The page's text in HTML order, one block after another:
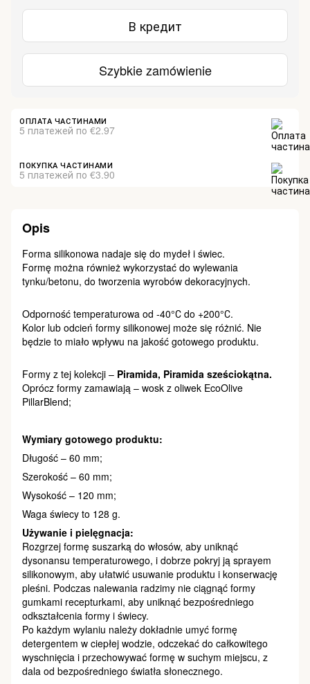
В кредит
Szybkie zamówienie
ОПЛАТА ЧАСТИНАМИ
5 платежей по €2.97
ПОКУПКА ЧАСТИНАМИ
5 платежей по €3.90
Opis
Forma silikonowa nadaje się do mydeł i świec.
Formę można również wykorzystać do wylewania
tynku/betonu, do tworzenia wyrobów dekoracyjnych.
Odporność temperaturowa od -40°С do +200°С.
Kolor lub odcień formy silikonowej może się różnić. Nie
będzie to miało wpływu na jakość gotowego produktu.
Formy z tej kolekcji – Piramida, Piramida sześciokątna.
Oprócz formy zamawiają – wosk z oliwek EcoOlive
PillarBlend;
Wymiary gotowego produktu:
Długość – 60 mm;
Szerokość – 60 mm;
Wysokość – 120 mm;
Waga świecy to 128 g.
Używanie i pielęgnacja:
Rozgrzej formę suszarką do włosów, aby uniknąć
dysonansu temperaturowego, i dobrze pokryj ją sprayem
silikonowym, aby ułatwić usuwanie produktu i konserwację
pleśni. Podczas nalewania radzimy nie ciągnąć formy
gumkami recepturkami, aby uniknąć bezpośredniego
odkształcenia formy i świecy.
Po każdym wylaniu należy dokładnie umyć formę
detergentem w ciepłej wodzie, odczekać do całkowitego
wyschnięcia i przechowywać formę w suchym miejscu, z
dala od bezpośredniego światła słonecznego.